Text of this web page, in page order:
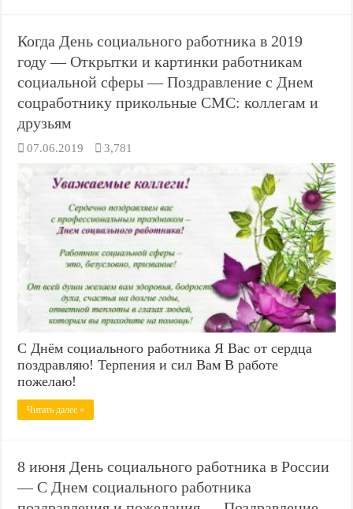
Когда День социального работника в 2019
году — Открытки и картинки работникам
социальной сферы — Поздравление с Днем
соцработнику прикольные СМС: коллегам и
друзьям
07.06.2019 3,781
С Днём социального работника Я Вас от сердца
поздравляю! Терпения и сил Вам В работе
пожелаю!
Читать далее »
8 июня День социального работника в России
— С Днем социального работника